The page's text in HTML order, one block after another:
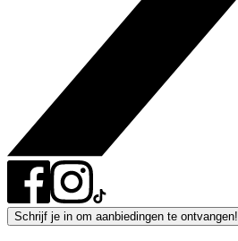
Schrijf je in om aanbiedingen te ontvangen!